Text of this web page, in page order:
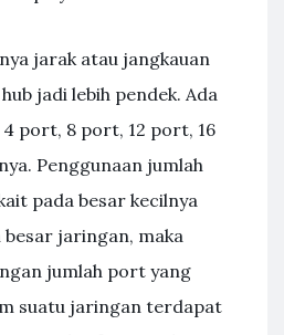
jarak atau jangkauan
jadi lebih pendek. Ada
port, 8 port, 12 port, 16
Penggunaan jumlah
pada besar kecilnya
jaringan, maka
jumlah port yang
suatu jaringan terdapat